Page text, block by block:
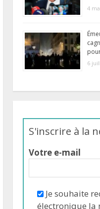
4
6
S'inscrire à la
Votre e-mail
Je souhaite
électronique la